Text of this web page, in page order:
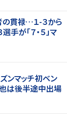
の貫禄…１-３から
が「７・５」マ
ンマッチ初ベン
は後半途中出場